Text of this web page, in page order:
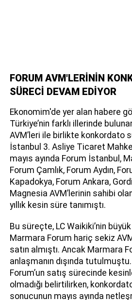
FORUM AVM'LERİNİN
SÜRECİ DEVAM EDİYOR
Ekonomim'de yer alan habere
Türkiye’nin farklı illerinde
AVM’leri ile birlikte konkordato
İstanbul 3. Asliye Ticaret
mayıs ayında Forum İstanbul,
Forum Çamlık, Forum Aydın,
Kapadokya, Forum Ankara,
Magnesia AVM’lerinin sahibi
yıllık kesin süre tanımıştı.
Bu süreçte, LC Waikiki’nin
Marmara Forum hariç sekiz
satın almıştı. Ancak Marmara
anlaşmanın dışında
Forum’un satış sürecinde
olmadığı belirtilirken,
sonucunun mayıs ayında